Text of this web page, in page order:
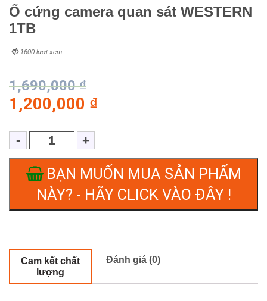
Ổ cứng camera quan sát WESTERN
1TB
1600 lượt xem
1,690,000₫
1,200,000 ₫
BẠN MUỐN MUA SẢN PHẨM
NÀY? - HÃY CLICK VÀO ĐÂY !
Cam kết chất
lượng
Đánh giá (0)